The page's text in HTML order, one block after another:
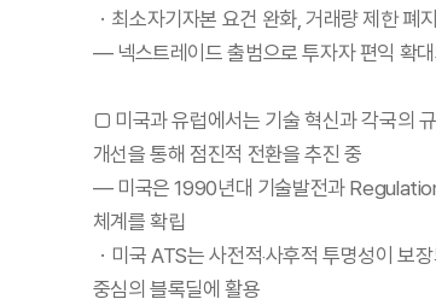
・최소자기자본 요건 완화, 거래량 제한 폐
— 넥스트레이드 출범으로 투자자 편익 확
□ 미국과 유럽에서는 기술 혁신과 각국의
개선을 통해 점진적 전환을 추진 중
— 미국은 1990년대 기술발전과
체계를 확립
・미국 ATS는 사전적‧사후적 투명성이
중심의 블록딜에 활용